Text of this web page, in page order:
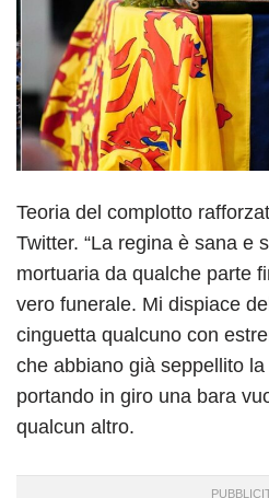
Teoria del complotto
Twitter. “La regina è sana e
mortuaria da qualche parte
vero funerale. Mi dispiace
cinguetta qualcuno con
che abbiano già seppellito
portando in giro una bara
qualcun altro.